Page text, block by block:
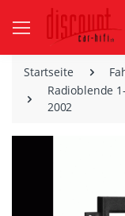
Startseite
Radioblende
2002